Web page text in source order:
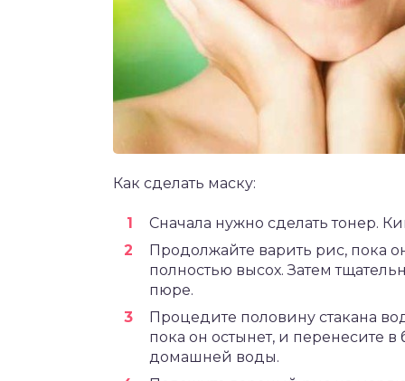
Как сделать маску:
Сначала нужно сделать тонер.
Продолжайте варить рис, пока
полностью высох. Затем
пюре.
Процедите половину стакана
пока он остынет, и перенесите
домашней воды.